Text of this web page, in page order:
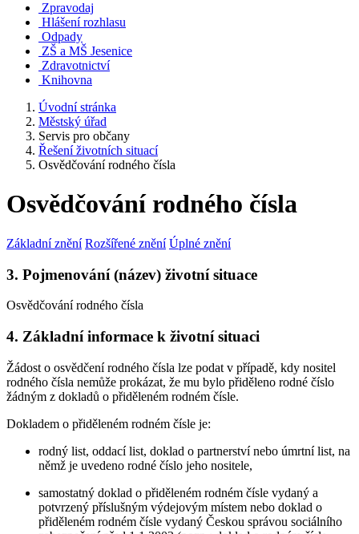
Zpravodaj
Hlášení rozhlasu
Odpady
ZŠ a MŠ Jesenice
Zdravotnictví
Knihovna
Úvodní stránka
Městský úřad
Servis pro občany
Řešení životních situací
Osvědčování rodného čísla
Osvědčování rodného čísla
Základní znění Rozšířené znění Úplné znění
3. Pojmenování (název) životní situace
Osvědčování rodného čísla
4. Základní informace k životní situaci
Žádost o osvědčení rodného čísla lze podat v případě, kdy nositel
rodného čísla nemůže prokázat, že mu bylo přiděleno rodné číslo
žádným z dokladů o přiděleném rodném čísle.
Dokladem o přiděleném rodném čísle je:
rodný list, oddací list, doklad o partnerství nebo úmrtní list, na
němž je uvedeno rodné číslo jeho nositele,
samostatný doklad o přiděleném rodném čísle vydaný a
potvrzený příslušným výdejovým místem nebo doklad o
přiděleném rodném čísle vydaný Českou správou sociálního